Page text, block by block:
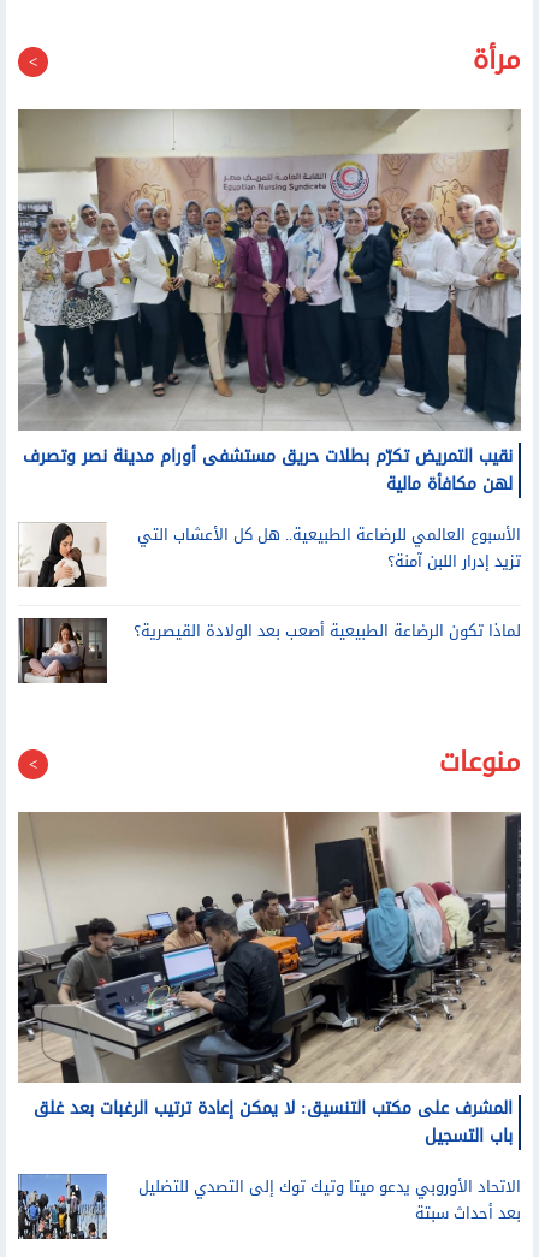
مرأة
نقيب التمريض تكرّم بطلات حريق مستشفى أورام مدينة نصر وتصرف
لهن مكافأة مالية
الأسبوع العالمي للرضاعة الطبيعية.. هل كل الأعشاب التي
تزيد إدرار اللبن آمنة؟
لماذا تكون الرضاعة الطبيعية أصعب بعد الولادة القيصرية؟
منوعات
المشرف على مكتب التنسيق: لا يمكن إعادة ترتيب الرغبات بعد غلق
باب التسجيل
الاتحاد الأوروبي يدعو ميتا وتيك توك إلى التصدي للتضليل
بعد أحداث سبتة